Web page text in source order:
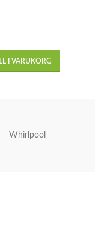
I VARUKORG
Whirlpool